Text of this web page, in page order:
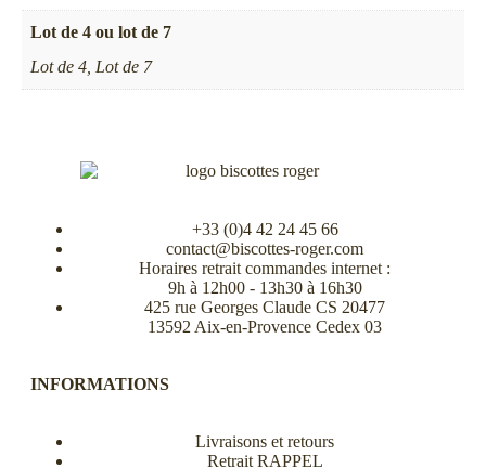
Lot de 4 ou lot de 7
Lot de 4, Lot de 7
+33 (0)4 42 24 45 66
contact@biscottes-roger.com
Horaires retrait commandes internet :
9h à 12h00 - 13h30 à 16h30
425 rue Georges Claude CS 20477
13592 Aix-en-Provence Cedex 03
INFORMATIONS
Livraisons et retours
Retrait RAPPEL